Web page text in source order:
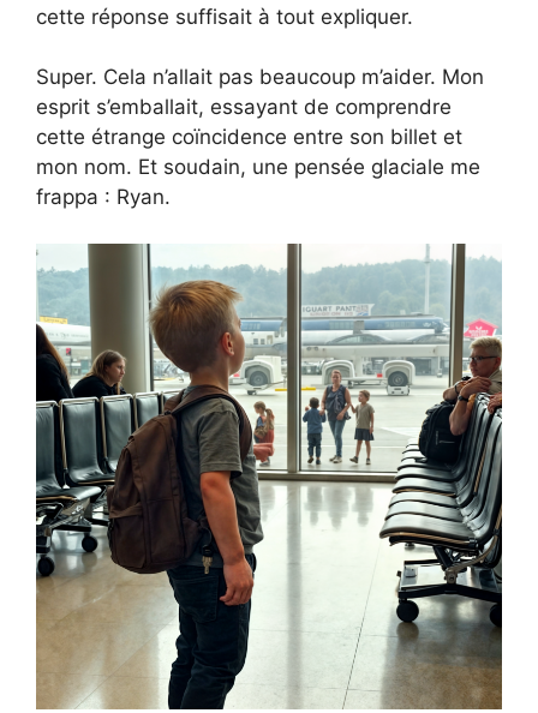
cette réponse suffisait à tout expliquer.
Super. Cela n’allait pas beaucoup m’aider. Mon
esprit s’emballait, essayant de comprendre
cette étrange coïncidence entre son billet et
mon nom. Et soudain, une pensée glaciale me
frappa : Ryan.